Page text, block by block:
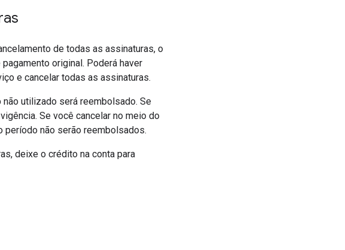
de todas as assinaturas, o
original. Poderá haver
e cancelar todas as assinaturas.
utilizado será reembolsado. Se
Se você cancelar no meio do
período não serão reembolsados.
deixe o crédito na conta para